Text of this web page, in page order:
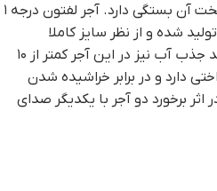
تفاوت آن نیز به روش تولید و پخت آن بستگی دارد. آجر لفتون درجه ۱
شده و از نظر سایز کاملا
استاندارد و یک شکل است. درصد جذب آب نیز در این آجر کمتر از ۱۰
دارد و در برابر خراشیده شدن
برخورد دو آجر با یکدیگر صدای